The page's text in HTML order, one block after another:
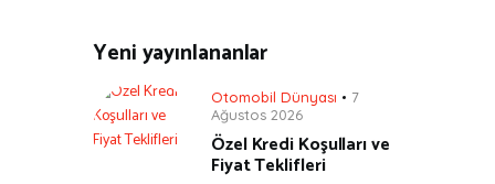
Yeni yayınlananlar
Otomobil Dünyası
7
Ağustos 2026
Özel Kredi Koşulları ve
Fiyat Teklifleri